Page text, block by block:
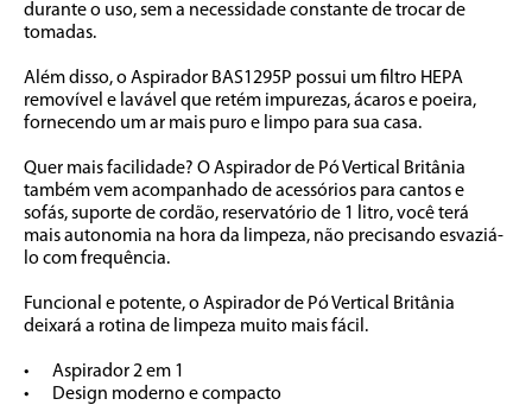
durante o uso, sem a necessidade constante de trocar de
tomadas.
Além disso, o Aspirador BAS1295P possui um filtro HEPA
removível e lavável que retém impurezas, ácaros e poeira,
fornecendo um ar mais puro e limpo para sua casa.
Quer mais facilidade? O Aspirador de Pó Vertical Britânia
também vem acompanhado de acessórios para cantos e
sofás, suporte de cordão, reservatório de 1 litro, você terá
mais autonomia na hora da limpeza, não precisando esvaziá-
lo com frequência.
Funcional e potente, o Aspirador de Pó Vertical Britânia
deixará a rotina de limpeza muito mais fácil.
•	Aspirador 2 em 1
•	Design moderno e compacto